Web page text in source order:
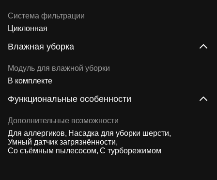
Система фильтрации
Циклонная
Влажная уборка
Модуль для влажной уборки
В комплекте
Функциональные особенности
Дополнительные возможности
Для аллергиков Насадка для уборки шерсти
Умный датчик загрязнённости
Со съёмным пылесосом С турборежимом